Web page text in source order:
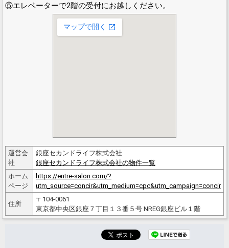
⑤エレベーターで2階の受付にお越しください。
運営会
社
銀座セカンドライフ株式会社
銀座セカンドライフ株式会社の物件一覧
ホーム
ページ
https://entre-salon.com/?
utm_source=concir&utm_medium=cpc&utm_campaign=concir
住所
〒104-0061
東京都中央区銀座７丁目１３番５号 NREG銀座ビル１階